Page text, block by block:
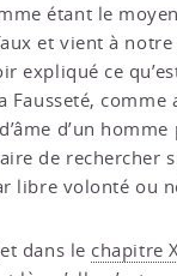
étant le
et vient à notre
expliqué ce
Fausseté, comme
d’un
de rechercher
libre volonté ou
dans le chapitre